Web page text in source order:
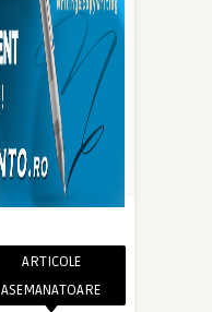
ARTICOLE
ASEMANATOARE